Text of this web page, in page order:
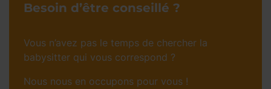
Besoin d’être conseillé ?
Vous n’avez pas le temps de chercher la
babysitter qui vous correspond ?
Nous nous en occupons pour vous !